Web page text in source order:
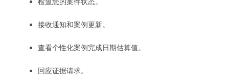
接收通知和案例更新。
查看个性化案例完成日期估算值。
回应证据请求。